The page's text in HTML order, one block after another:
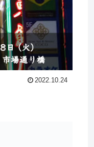
2022.10.24